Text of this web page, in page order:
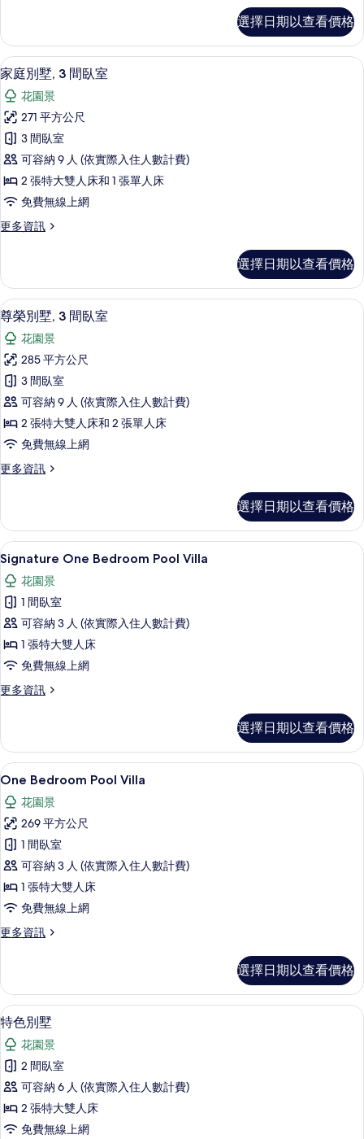
的
所
有
相
片
別
墅,
2
間
臥
室
的
詳
情
選擇日期以查看價格
顯
示
家
庭
別
墅,
3
間
臥
的
所
有
相
片
高級寢具、迷你吧、筆電工作空間、
11
家庭別墅, 3 間臥室
花園景
271 平方公尺
3 間臥室
可容納 9 人 (依實際入住人數計費)
2 張特大雙人床和 1 張單人床
免費無線上網
更多資訊
更
別
墅,
3
間
臥
室
的
詳
情
選擇日期以查看價格
顯
示
尊
榮
別
墅,
3
間
臥
的
所
有
相
片
高級寢具、迷你吧、筆電工作空間、
9
尊榮別墅, 3 間臥室
花園景
285 平方公尺
3 間臥室
可容納 9 人 (依實際入住人數計費)
2 張特大雙人床和 2 張單人床
免費無線上網
更多資訊
更
別
墅,
3
間
臥
室
的
詳
情
選擇日期以查看價格
顯
示
Signature
One
Bedroom
Pool
Villa
的
相
片
高級寢具、迷你吧、筆電工作空間、
9
Signature One Bedroom Pool Villa
花園景
1 間臥室
可容納 3 人 (依實際入住人數計費)
1 張特大雙人床
免費無線上網
更多資訊
更
Bedroom
Pool
Villa
的
詳
情
選擇日期以查看價格
顯
示
One
Bedroom
Pool
Villa
的
所
有
高級寢具、迷你吧、筆電工作空間、
8
One Bedroom Pool Villa
花園景
269 平方公尺
1 間臥室
可容納 3 人 (依實際入住人數計費)
1 張特大雙人床
免費無線上網
更多資訊
更
Pool
Villa
的
詳
情
選擇日期以查看價格
顯
示
特
色
別
墅
高級寢具、迷你吧、筆電工作空間、
6
特色別墅
花園景
2 間臥室
可容納 6 人 (依實際入住人數計費)
2 張特大雙人床
免費無線上網